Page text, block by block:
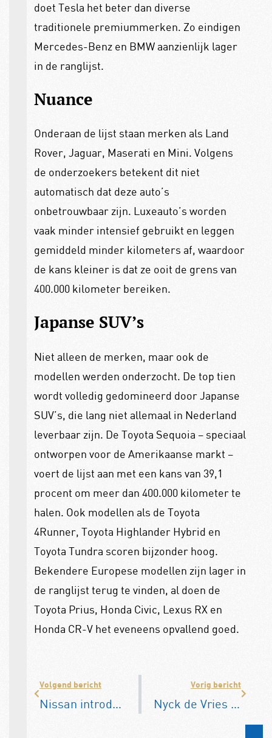
doet Tesla het beter dan diverse
traditionele premiummerken. Zo eindigen
Mercedes-Benz en BMW aanzienlijk lager
in de ranglijst.
Nuance
Onderaan de lijst staan merken als Land
Rover, Jaguar, Maserati en Mini. Volgens
de onderzoekers betekent dit niet
automatisch dat deze auto’s
onbetrouwbaar zijn. Luxeauto’s worden
vaak minder intensief gebruikt en leggen
gemiddeld minder kilometers af, waardoor
de kans kleiner is dat ze ooit de grens van
400.000 kilometer bereiken.
Japanse SUV’s
Niet alleen de merken, maar ook de
modellen werden onderzocht. De top tien
wordt volledig gedomineerd door Japanse
SUV’s, die lang niet allemaal in Nederland
leverbaar zijn. De Toyota Sequoia – speciaal
ontworpen voor de Amerikaanse markt –
voert de lijst aan met een kans van 39,1
procent om meer dan 400.000 kilometer te
halen. Ook modellen als de Toyota
4Runner, Toyota Highlander Hybrid en
Toyota Tundra scoren bijzonder hoog.
Bekendere Europese modellen zijn lager in
de ranglijst terug te vinden, al doen de
Toyota Prius, Honda Civic, Lexus RX en
Honda CR-V het eveneens opvallend goed.
Volgend bericht
Nissan introduceert garantie tot 10 jaar, ook voor bestaande auto’s
Vorig bericht
Nyck de Vries schrijft geschiedenis met winst in 24 Uur van Le Mans